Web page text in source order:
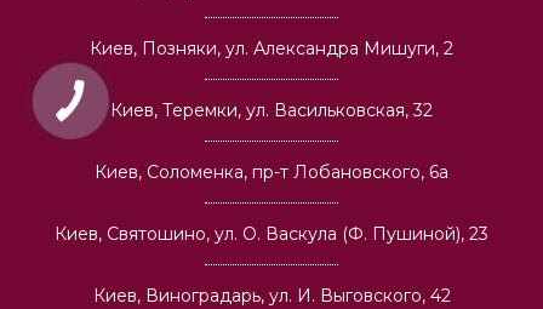
Киев, Позняки, ул. Александра Мишуги, 2
Киев, Теремки, ул. Васильковская, 32
Киев, Соломенка, пр-т Лобановского, 6а
Киев, Святошино, ул. О. Васкула (Ф. Пушиной), 23
Киев, Виноградарь, ул. И. Выговского, 42